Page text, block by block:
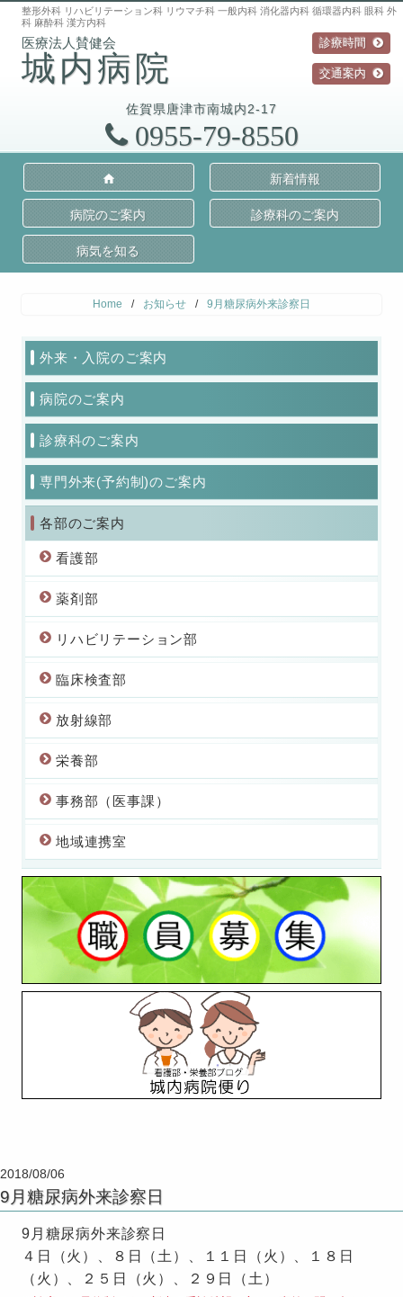
城内病院
整形外科 リハビリテーション科 リウマチ科 一般内科 消化器内科 循環器内科 眼科 外
科 麻酔科 漢方内科
佐賀県唐津市南城内2-17
0955-79-8550
診療時間
交通案内
新着情報
病院のご案内 診療科のご案内
病気を知る
Home / お知らせ / 9月糖尿病外来診察日
外来・入院のご案内
病院のご案内
診療科のご案内
専門外来(予約制)のご案内
各部のご案内
看護部
薬剤部
リハビリテーション部
臨床検査部
放射線部
栄養部
事務部（医事課）
地域連携室
2018/08/06
9月糖尿病外来診察日
9月糖尿病外来診察日
４日（火）、８日（土）、１１日（火）、１８日
（火）、２５日（火）、２９日（土）